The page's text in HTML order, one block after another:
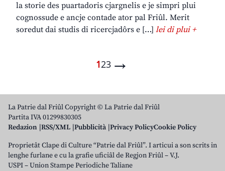
la storie des puartadoris cjargnelis e je simpri plui
cognossude e ancje contade ator pal Friûl. Merit
soredut dai studis di ricercjadôrs e […] lei di plui +
123 →
La Patrie dal Friûl Copyright © La Patrie dal Friûl
Partita IVA 01299830305
Redazion RSS/XML Pubblicità Privacy PolicyCookie Policy
Proprietât Clape di Culture “Patrie dal Friûl”. I articui a son scrits in
lenghe furlane e cu la grafie uficiâl de Regjon Friûl – V.J.
USPI – Union Stampe Periodiche Taliane